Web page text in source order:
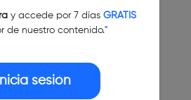
y accede por 7 días GRATIS
de nuestro contenido."
Inicia sesión